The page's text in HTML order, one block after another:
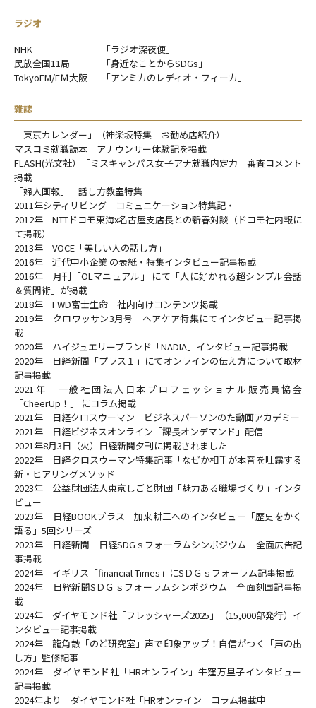
ラジオ
NHK
「ラジオ深夜便」
民放全国11局
「身近なことからSDGs」
TokyoFM/FＭ大阪
「アンミカのレディオ・フィーカ」
雑誌
「東京カレンダー」（神楽坂特集 お勧め店紹介）
マスコミ就職読本 アナウンサー体験記を掲載
FLASH(光文社）「ミスキャンパス女子アナ就職内定力」審査コメント
掲載
「婦人画報」 話し方教室特集
2011年シティリビング コミュニケーション特集記・
2012年 NTTドコモ東海x名古屋支店長との新春対談（ドコモ社内報に
て掲載）
2013年 VOCE「美しい人の話し方」
2016年 近代中小企業 の表紙・特集インタビュー記事掲載
2016年 月刊「OLマニュアル」 にて「人に好かれる超シンプル会話
＆質問術」が掲載
2018年 FWD富士生命 社内向けコンテンツ掲載
2019年 クロワッサン3月号 ヘアケア特集にてインタビュー記事掲
載
2020年 ハイジュエリーブランド「NADIA」インタビュー記事掲載
2020年 日経新聞「プラス１」にてオンラインの伝え方について取材
記事掲載
2021年 一般社団法人日本プロフェッショナル販売員協会
「CheerUp！」 にコラム掲載
2021年 日経クロスウーマン ビジネスパーソンのた動画アカデミー
2021年 日経ビジネスオンライン「課長オンデマンド」配信
2021年8月3日（火）日経新聞夕刊に掲載されました
2022年 日経クロスウーマン特集記事「なぜか相手が本音を吐露する
新・ヒアリングメソッド」
2023年 公益財団法人東京しごと財団「魅力ある職場づくり」インタ
ビュー
2023年 日経BOOKプラス 加来耕三へのインタビュー「歴史をかく
語る」5回シリーズ
2023年 日経新聞 日経SDGｓフォーラムシンポジウム 全面広告記
事掲載
2024年 イギリス「financial Times」にSＤＧｓフォーラム記事掲載
2024年 日経新聞SＤＧｓフォーラムシンポジウム 全面刻国記事掲
載
2024年 ダイヤモンド社「フレッシャーズ2025」（15,000部発行）イ
ンタビュー記事掲載
2024年 龍角散「のど研究室」声で印象アップ！自信がつく「声の出
し方」監修記事
2024年 ダイヤモンド社「HRオンライン」牛窪万里子インタビュー
記事掲載
2024年より ダイヤモンド社「HRオンライン」コラム掲載中